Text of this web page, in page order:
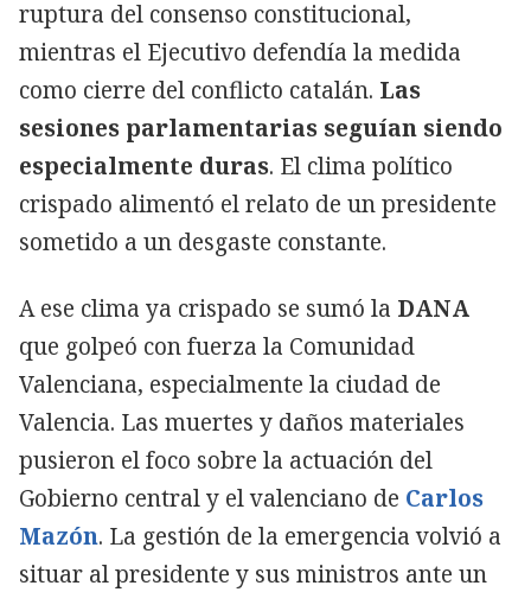
ruptura del consenso constitucional,
mientras el Ejecutivo defendía la medida
como cierre del conflicto catalán. Las
sesiones parlamentarias seguían siendo
especialmente duras. El clima político
crispado alimentó el relato de un presidente
sometido a un desgaste constante.
A ese clima ya crispado se sumó la DANA
que golpeó con fuerza la Comunidad
Valenciana, especialmente la ciudad de
Valencia. Las muertes y daños materiales
pusieron el foco sobre la actuación del
Gobierno central y el valenciano de Carlos
Mazón. La gestión de la emergencia volvió a
situar al presidente y sus ministros ante un